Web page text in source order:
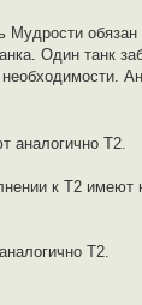
Мудрости
Один танк
аналогично Т2.
к Т2 имеют
Т2.